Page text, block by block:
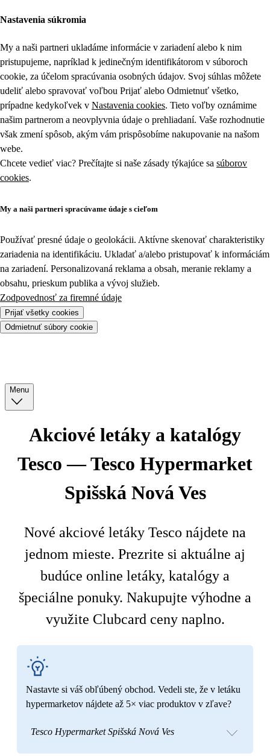
Nastavenia súkromia
My a naši partneri ukladáme informácie v zariadení alebo k nim
pristupujeme, napríklad k jedinečným identifikátorom v súboroch
cookie, za účelom spracúvania osobných údajov. Svoj súhlas môžete
udeliť alebo spravovať voľbou Prijať alebo Odmietnuť všetko,
prípadne kedykoľvek v Nastavenia cookies. Tieto voľby oznámime
našim partnerom a neovplyvnia údaje o prehliadaní. Vaše rozhodnutie
však zmení spôsob, akým vám prispôsobíme nakupovanie na našom
webe.
Chcete vedieť viac? Prečítajte si naše zásady týkajúce sa súborov
cookies.
My a naši partneri spracúvame údaje s cieľom
Používať presné údaje o geolokácii. Aktívne skenovať charakteristiky
zariadenia na identifikáciu. Ukladať a/alebo pristupovať k informáciám
na zariadení. Personalizovaná reklama a obsah, meranie reklamy a
obsahu, prieskum publika a vývoj služieb.
Zodpovednosť za firemné údaje
Prijať všetky cookies
Odmietnuť súbory cookie
Menu
Akciové letáky a katalógy
Tesco — Tesco Hypermarket
Spišská Nová Ves
Nové akciové letáky Tesco nájdete na
jednom mieste. Prezrite si aktuálne aj
budúce online letáky, katalógy a
špeciálne ponuky. Nakupujte výhodne a
využite Clubcard ceny naplno.
Nastavte si váš obľúbený obchod. Vedeli ste, že v letáku
hypermarketov nájdete až 5× viac produktov v zľave?
Tesco Hypermarket Spišská Nová Ves